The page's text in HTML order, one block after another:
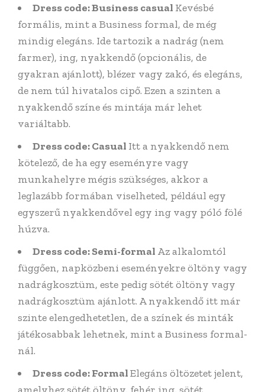
Dress code: Business casual Kevésbé
formális, mint a Business formal, de még
mindig elegáns. Ide tartozik a nadrág (nem
farmer), ing, nyakkendő (opcionális, de
gyakran ajánlott), blézer vagy zakó, és elegáns,
de nem túl hivatalos cipő. Ezen a szinten a
nyakkendő színe és mintája már lehet
variáltabb.
Dress code: Casual Itt a nyakkendő nem
kötelező, de ha egy eseményre vagy
munkahelyre mégis szükséges, akkor a
leglazább formában viselheted, például egy
egyszerű nyakkendővel egy ing vagy póló fölé
húzva.
Dress code: Semi-formal Az alkalomtól
függően, napközbeni eseményekre öltöny vagy
nadrágkosztüm, este pedig sötét öltöny vagy
nadrágkosztüm ajánlott. A nyakkendő itt már
szinte elengedhetetlen, de a színek és minták
játékosabbak lehetnek, mint a Business formal-
nál.
Dress code: FormalElegáns öltözetet jelent,